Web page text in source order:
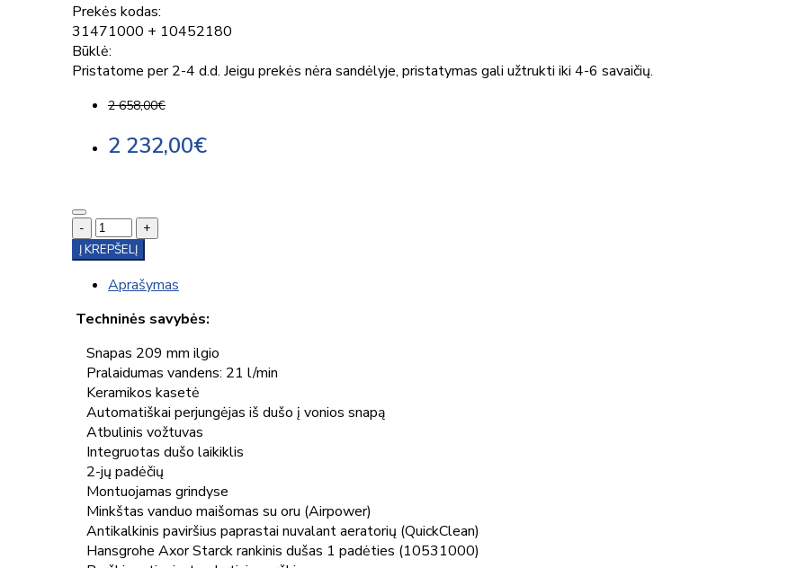
Prekės kodas:
31471000 + 10452180
Būklė:
Pristatome per 2-4 d.d. Jeigu prekės nėra sandėlyje, pristatymas gali užtrukti iki 4-6 savaičių.
2 658,00€
2 232,00€
-
+
Į KREPŠELĮ
Aprašymas
Techninės savybės:
Snapas 209 mm ilgio
Pralaidumas vandens: 21 l/min
Keramikos kasetė
Automatiškai perjungėjas iš dušo į vonios snapą
Atbulinis vožtuvas
Integruotas dušo laikiklis
2-jų padėčių
Montuojamas grindyse
Minkštas vanduo maišomas su oru (Airpower)
Antikalkinis paviršius paprastai nuvalant aeratorių (QuickClean)
Hansgrohe Axor Starck rankinis dušas 1 padėties (10531000)